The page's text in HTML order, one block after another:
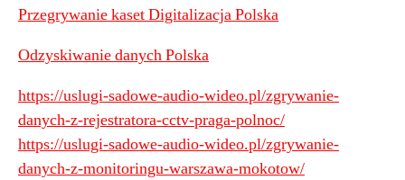
Przegrywanie kaset Digitalizacja Polska
Odzyskiwanie danych Polska
https://uslugi-sadowe-audio-wideo.pl/zgrywanie-
danych-z-rejestratora-cctv-praga-polnoc/
https://uslugi-sadowe-audio-wideo.pl/zgrywanie-
danych-z-monitoringu-warszawa-mokotow/